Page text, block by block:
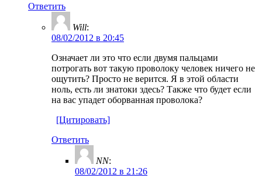
Ответить
Will:
08/02/2012 в 20:45
Означает ли это что если двумя пальцами
потрогать вот такую проволоку человек ничего не
ощутить? Просто не верится. Я в этой области
ноль, есть ли знатоки здесь? Также что будет если
на вас упадет оборванная проволока?
[Цитировать]
Ответить
NN:
08/02/2012 в 21:26